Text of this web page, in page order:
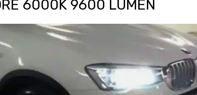
6000K 9600 LUMEN